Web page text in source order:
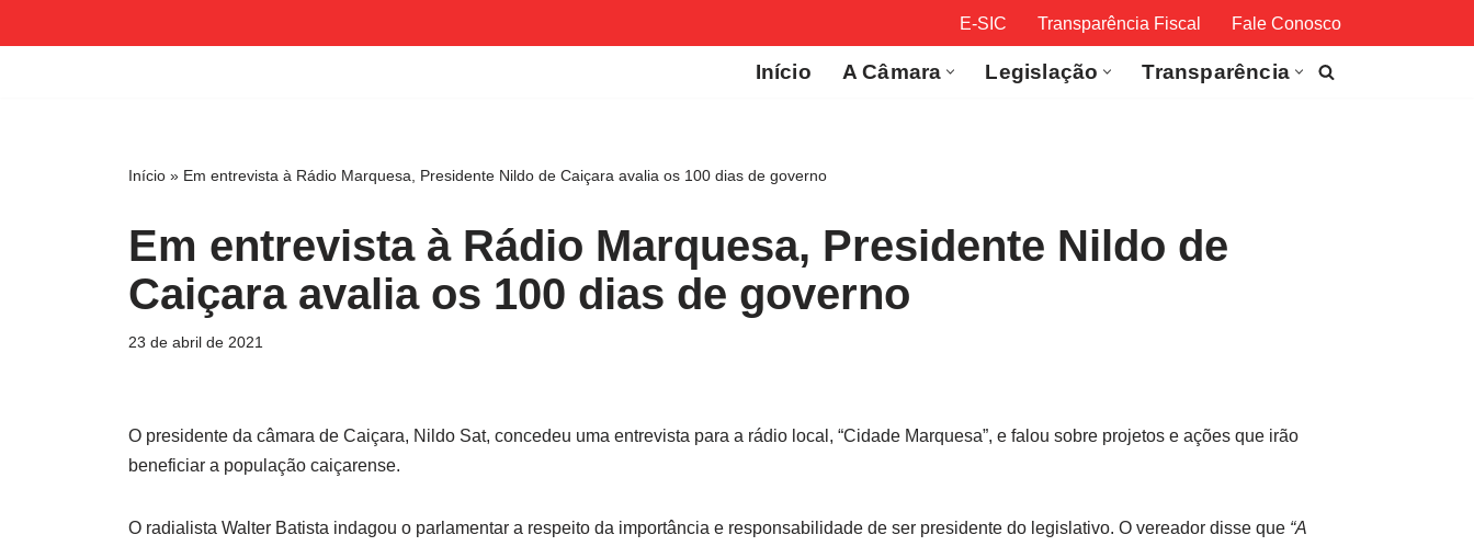
E-SIC Transparência Fiscal Fale Conosco
Início A Câmara Legislação Transparência
Início » Em entrevista à Rádio Marquesa, Presidente Nildo de Caiçara avalia os 100 dias de governo
Em entrevista à Rádio Marquesa, Presidente Nildo de
Caiçara avalia os 100 dias de governo
23 de abril de 2021
O presidente da câmara de Caiçara, Nildo Sat, concedeu uma entrevista para a rádio local, “Cidade Marquesa”, e falou sobre projetos e ações que irão
beneficiar a população caiçarense.
O radialista Walter Batista indagou o parlamentar a respeito da importância e responsabilidade de ser presidente do legislativo. O vereador disse que “A